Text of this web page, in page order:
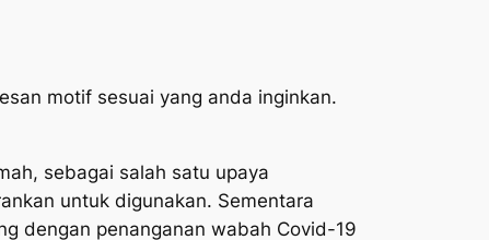
motif sesuai yang anda inginkan.
sebagai salah satu upaya
untuk digunakan. Sementara
dengan penanganan wabah Covid-19